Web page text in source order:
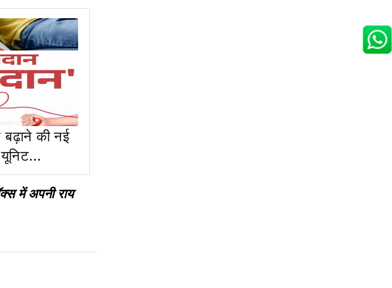
की नई
में अपनी राय